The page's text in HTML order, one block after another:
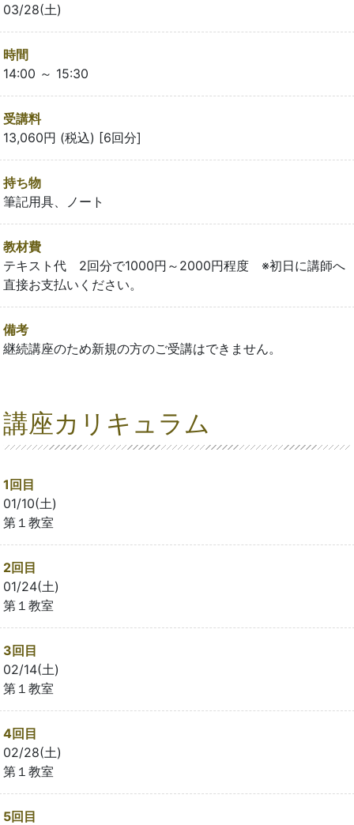
03/28(土)
時間
14:00 ～ 15:30
受講料
13,060円 (税込) [6回分]
持ち物
筆記用具、ノート
教材費
テキスト代 2回分で1000円～2000円程度 ※初日に講師へ
直接お支払いください。
備考
継続講座のため新規の方のご受講はできません。
講座カリキュラム
1回目
01/10(土)
第１教室
2回目
01/24(土)
第１教室
3回目
02/14(土)
第１教室
4回目
02/28(土)
第１教室
5回目